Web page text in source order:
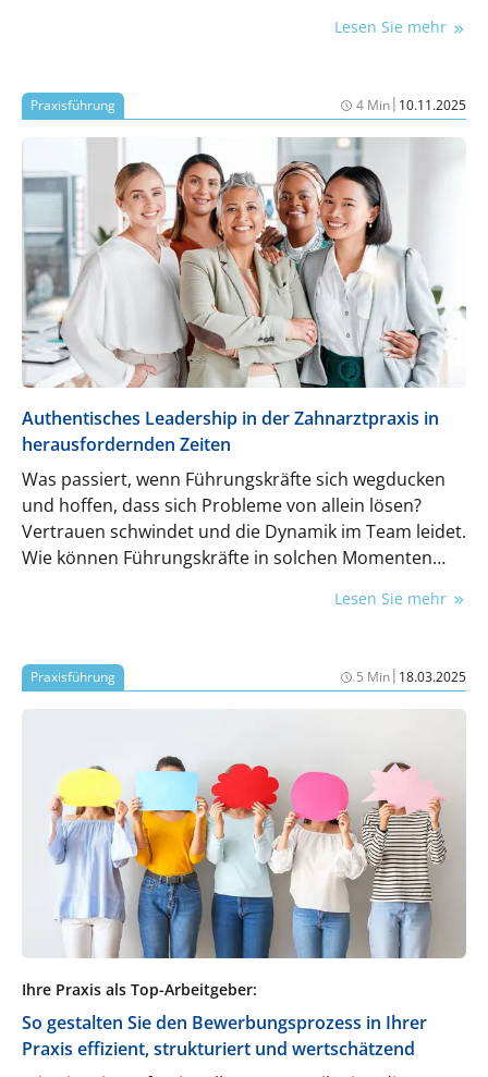
entstehen solche Konflikte? Welche Auswirkungen
Patientenversorgung? Und vor allem: Wie lassen sie
sich frühzeitig erkennen und lösen?
Lesen Sie mehr
Praxisführung 4 Min| 10.11.2025
Authentisches Leadership in der Zahnarztpraxis in
herausfordernden Zeiten
Was passiert, wenn Führungskräfte sich wegducken
und hoffen, dass sich Probleme von allein lösen?
Vertrauen schwindet und die Dynamik im Team leidet.
Wie können Führungskräfte in solchen Momenten
Führungskräftetrainerin Sabine Kittel zeigt den Weg
Leadership-Stil in der Zahnarztpraxis.
Lesen Sie mehr
Praxisführung 5 Min| 18.03.2025
Ihre Praxis als Top-Arbeitgeber:
So gestalten Sie den Bewerbungsprozess in Ihrer
Praxis effizient, strukturiert und wertschätzend